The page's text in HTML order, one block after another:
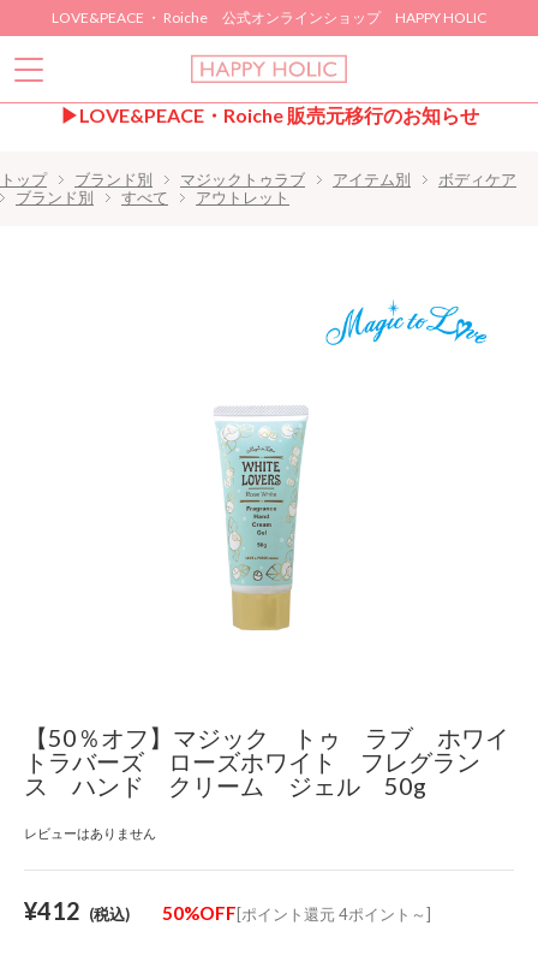
LOVE&PEACE ・ Roiche 公式オンラインショップ HAPPY HOLIC
▶LOVE&PEACE・Roiche 販売元移行のお知らせ
トップ ブランド別 マジックトゥラブ アイテム別
ボディケア
ブランド別
すべて アウトレット
【50％オフ】マジック トゥ ラブ ホワイ
トラバーズ ローズホワイト フレグラン
ス ハンド クリーム ジェル 50g
レビューはありません
¥412 (税込) 50%OFF[ポイント還元 4ポイント～]